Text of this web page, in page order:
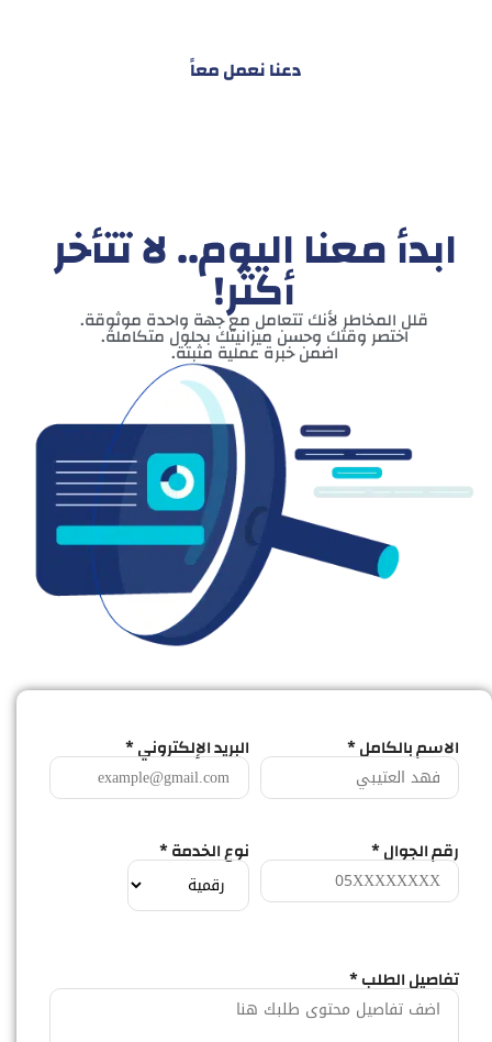
دعنا نعمل معاً
ابدأ معنا اليوم.. لا تتأخر
أكثر!
قلل المخاطر لأنك تتعامل مع جهة واحدة موثوقة.
اختصر وقتك وحسن ميزانيتك بحلول متكاملة.
اضمن خبرة عملية مثبتة.
الاسم بالكامل * البريد الإلكتروني *
رقم الجوال * نوع الخدمة *
تفاصيل الطلب *